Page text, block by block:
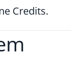
Credits.